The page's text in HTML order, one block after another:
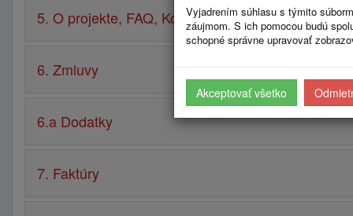
5. O projekte, FAQ, Kontakt, Návod
6. Zmluvy
6.a Dodatky
7. Faktúry
Vyjadrením súhlasu s týmito
záujmom. S ich pomocou budú
schopné správne upravovať
Akceptovať všetko